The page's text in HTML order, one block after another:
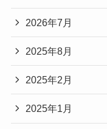
2026年7月
2025年8月
2025年2月
2025年1月